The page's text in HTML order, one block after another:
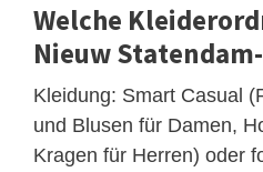
Welche
Nieuw
Kleidung: Smart Casual
und Blusen für Damen,
Kragen für Herren) oder